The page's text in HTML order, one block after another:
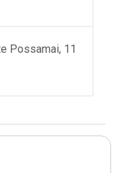
Possamai, 11